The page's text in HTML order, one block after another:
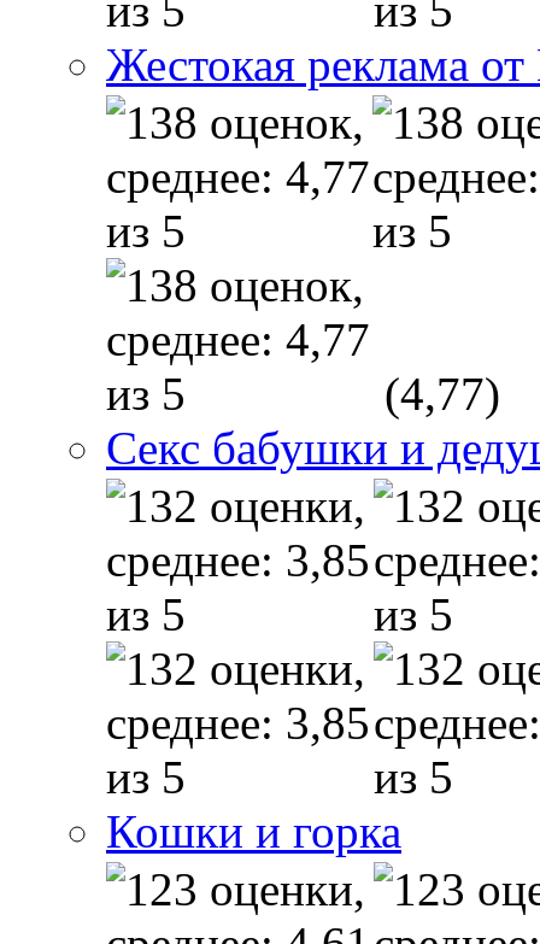
Жестокая реклама
(4,77)
Секс бабушки и
Кошки и горка